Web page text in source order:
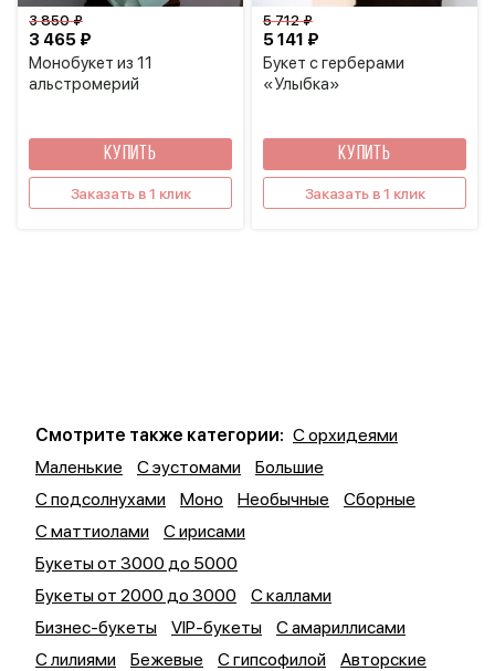
Монобукет из 11
альстромерий
3 465 ₽
3 850 ₽
КУПИТЬ
Заказать в 1 клик
Букет с герберами
«Улыбка»
5 141 ₽
5 712 ₽
КУПИТЬ
Заказать в 1 клик
Смотрите также категории: С орхидеями
Маленькие
С эустомами
Большие
С подсолнухами
Моно Необычные
Сборные
С маттиолами
С ирисами
Букеты от 3000 до 5000
Букеты от 2000 до 3000
С каллами
Бизнес-букеты
VIP-букеты
С амариллисами
С лилиями
Бежевые С гипсофилой
Авторские